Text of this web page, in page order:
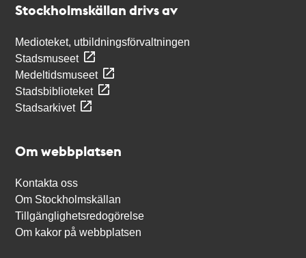
Stockholmskällan drivs av
Medioteket, utbildningsförvaltningen
Stadsmuseet
Medeltidsmuseet
Stadsbiblioteket
Stadsarkivet
Om webbplatsen
Kontakta oss
Om Stockholmskällan
Tillgänglighetsredogörelse
Om kakor på webbplatsen